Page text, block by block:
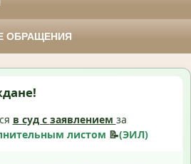
ОБРАЩЕНИЯ
в суд с заявлением за
листом 📝(ЭИЛ)